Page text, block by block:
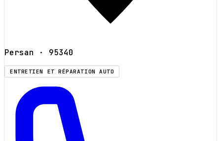
Persan · 95340
ENTRETIEN ET RÉPARATION AUTO